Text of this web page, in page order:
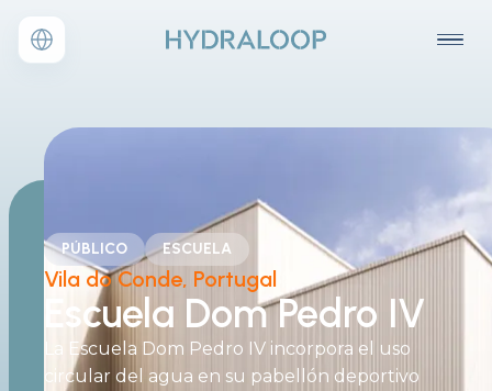
PÚBLICO ESCUELA
Vila do Conde, Portugal
Escuela Dom Pedro IV
La Escuela Dom Pedro IV incorpora el uso
circular del agua en su pabellón deportivo